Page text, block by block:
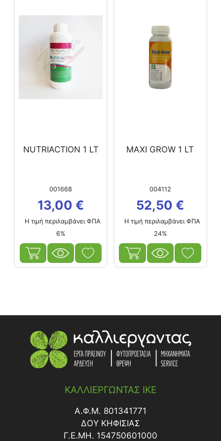
NUTRIACTION 1 LT
001668
13,00 €
Η τιμή περιλαμβάνει ΦΠΑ
6%
MAXI GROW 1 LT
004112
52,50 €
Η τιμή περιλαμβάνει ΦΠΑ
24%
ΚΑΛΛΙΕΡΓΩΝΤΑΣ ΙΚΕ
Α.Φ.Μ. 801341771
ΔΟY ΚΗΦΙΣΙΑΣ
Γ.Ε.ΜΗ. 154750601000